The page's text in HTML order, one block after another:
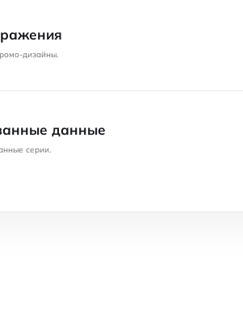
дизайны.
данные
серии.